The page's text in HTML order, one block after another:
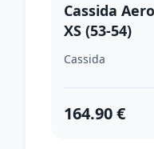
Cassida
XS (53-54)
Cassida
164.90 €